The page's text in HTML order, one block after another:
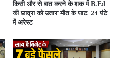
किसी और से बात करने के शक में B.Ed
की छात्रा को उतारा मौत के घाट, 24 घंटे
में अरेस्ट